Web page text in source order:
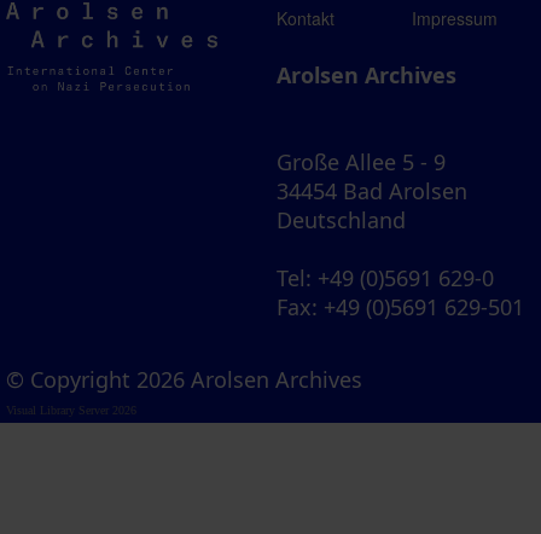
Arolsen
Archives
Kontakt Impressum
Arolsen Archives
Große Allee 5 - 9
34454 Bad Arolsen
Deutschland
Tel: +49 (0)5691 629-0
Fax: +49 (0)5691 629-501
© Copyright 2026 Arolsen Archives
Visual Library Server 2026